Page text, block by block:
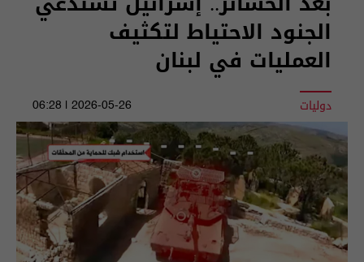
الجنود الاحتياط لتكثيف
العمليات في لبنان
دوليات 2026-05-26 | 06:28